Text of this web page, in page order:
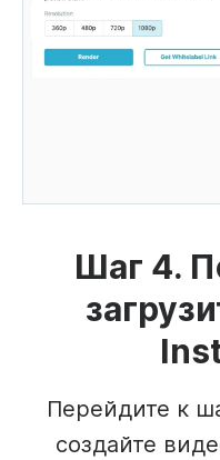
Шаг 4.
Перейдите к
создайте